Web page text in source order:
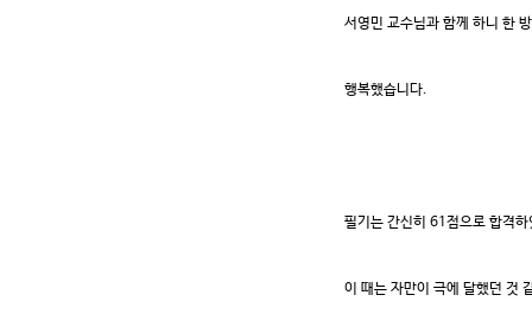
서영민 교수님과 함께 하니 한
행복했습니다.
필기는 간신히 61점으로 합격
이 때는 자만이 극에 달했던 것